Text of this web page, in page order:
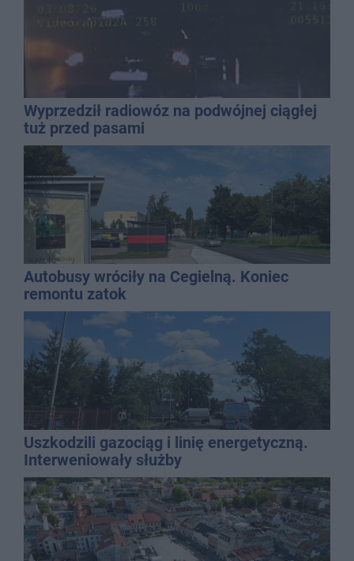
Wyprzedził radiowóz na podwójnej ciągłej
tuż przed pasami
Autobusy wróciły na Cegielną. Koniec
remontu zatok
Uszkodzili gazociąg i linię energetyczną.
Interweniowały służby